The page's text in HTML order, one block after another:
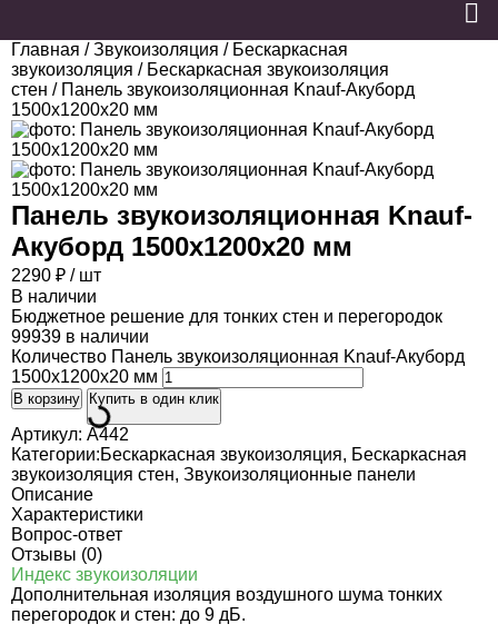
Главная /Звукоизоляция / Бескаркасная
звукоизоляция / Бескаркасная звукоизоляция
стен / Панель звукоизоляционная Knauf-Акуборд
1500х1200х20 мм
Панель звукоизоляционная Knauf-
Акуборд 1500х1200х20 мм
2290 ₽ / шт
В наличии
Бюджетное решение для тонких стен и перегородок
99939 в наличии
Количество Панель звукоизоляционная Knauf-Акуборд
1500х1200х20 мм
В корзину Купить в один клик
Артикул: A442
Категории:Бескаркасная звукоизоляция, Бескаркасная
звукоизоляция стен, Звукоизоляционные панели
Описание
Характеристики
Вопрос-ответ
Отзывы (0)
Индекс звукоизоляции
Дополнительная изоляция воздушного шума тонких
перегородок и стен: до 9 дБ.